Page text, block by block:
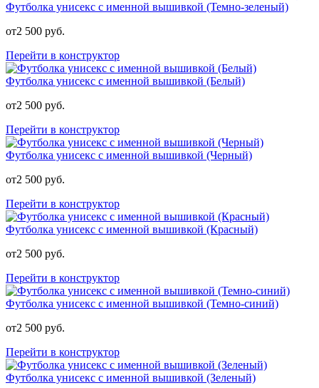
Футболка унисекс с именной вышивкой (Темно-зеленый)
от2 500 руб.
Перейти в конструктор
Футболка унисекс с именной вышивкой (Белый)
от2 500 руб.
Перейти в конструктор
Футболка унисекс с именной вышивкой (Черный)
от2 500 руб.
Перейти в конструктор
Футболка унисекс с именной вышивкой (Красный)
от2 500 руб.
Перейти в конструктор
Футболка унисекс с именной вышивкой (Темно-синий)
от2 500 руб.
Перейти в конструктор
Футболка унисекс с именной вышивкой (Зеленый)